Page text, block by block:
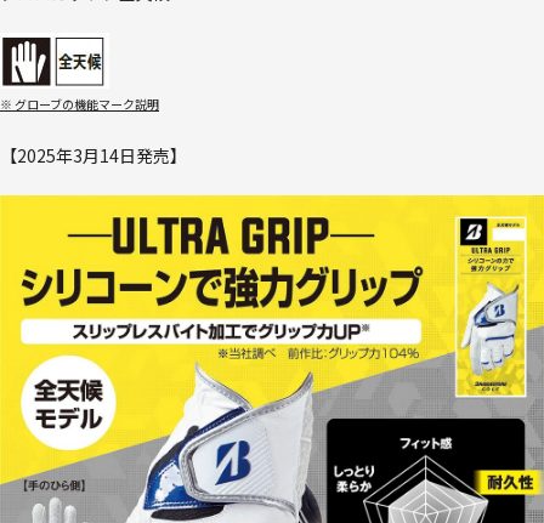
※ グローブの機能マーク説明
【2025年3月14日発売】